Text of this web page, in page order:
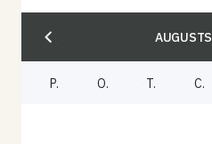
AUGUSTS
P. O. T. C.